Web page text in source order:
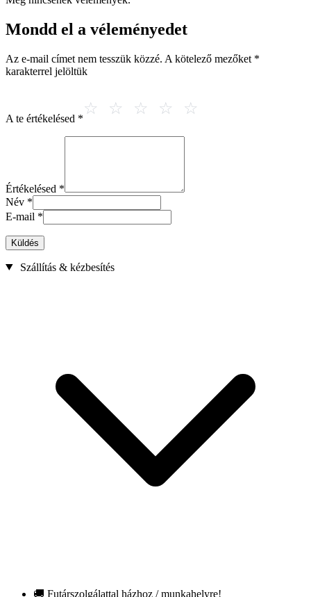
Mondd el a véleményedet
Az e-mail címet nem tesszük közzé. A kötelező mezőket *
karakterrel jelöltük
A te értékelésed *
Értékelésed *
Név *
E-mail *
Küldés
Szállítás & kézbesítés
🚚 Futárszolgálattal házhoz / munkahelyre!